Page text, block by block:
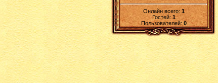
Онлайн всего:1
Гостей:1
Пользователей: 0